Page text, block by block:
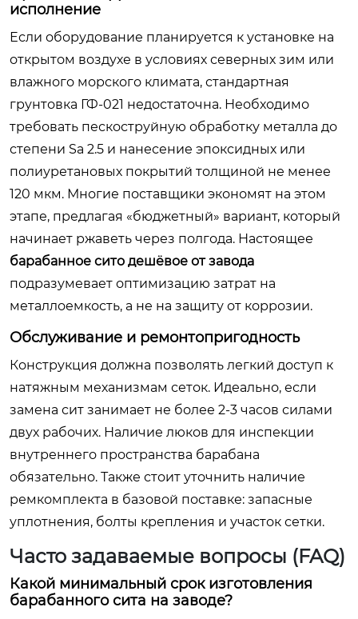
исполнение
Если оборудование планируется к установке на
открытом воздухе в условиях северных зим или
влажного морского климата, стандартная
грунтовка ГФ-021 недостаточна. Необходимо
требовать пескоструйную обработку металла до
степени Sa 2.5 и нанесение эпоксидных или
полиуретановых покрытий толщиной не менее
120 мкм. Многие поставщики экономят на этом
этапе, предлагая «бюджетный» вариант, который
начинает ржаветь через полгода. Настоящее
барабанное сито дешёвое от завода
подразумевает оптимизацию затрат на
металлоемкость, а не на защиту от коррозии.
Обслуживание и ремонтопригодность
Конструкция должна позволять легкий доступ к
натяжным механизмам сеток. Идеально, если
замена сит занимает не более 2-3 часов силами
двух рабочих. Наличие люков для инспекции
внутреннего пространства барабана
обязательно. Также стоит уточнить наличие
ремкомплекта в базовой поставке: запасные
уплотнения, болты крепления и участок сетки.
Часто задаваемые вопросы (FAQ)
Какой минимальный срок изготовления
барабанного сита на заводе?